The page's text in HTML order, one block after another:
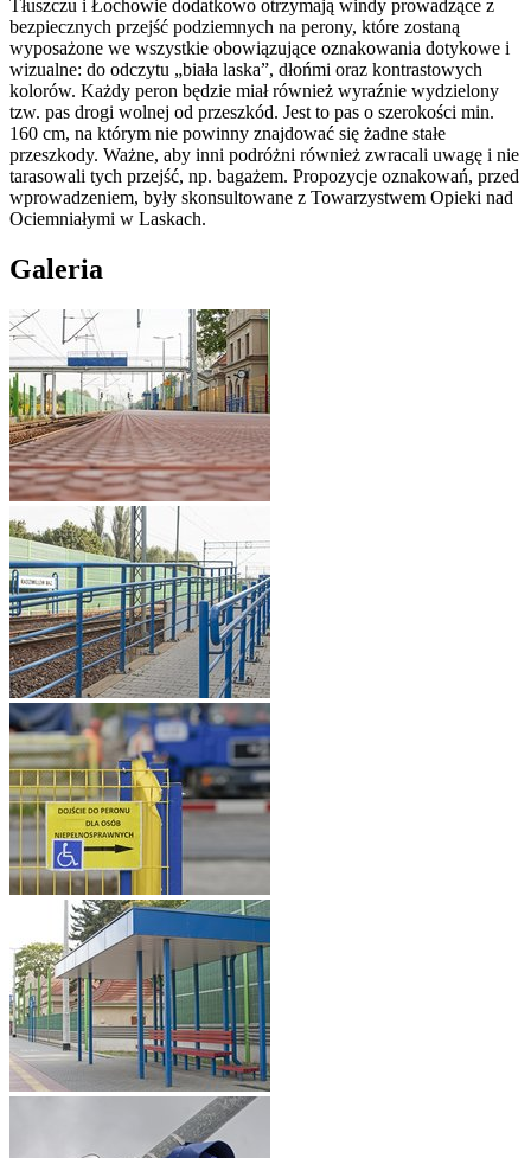
Tłuszczu i Łochowie dodatkowo otrzymają windy prowadzące z
bezpiecznych przejść podziemnych na perony, które zostaną
wyposażone we wszystkie obowiązujące oznakowania dotykowe i
wizualne: do odczytu „biała laska”, dłońmi oraz kontrastowych
kolorów. Każdy peron będzie miał również wyraźnie wydzielony
tzw. pas drogi wolnej od przeszkód. Jest to pas o szerokości min.
160 cm, na którym nie powinny znajdować się żadne stałe
przeszkody. Ważne, aby inni podróżni również zwracali uwagę i nie
tarasowali tych przejść, np. bagażem. Propozycje oznakowań, przed
wprowadzeniem, były skonsultowane z Towarzystwem Opieki nad
Ociemniałymi w Laskach.
Galeria